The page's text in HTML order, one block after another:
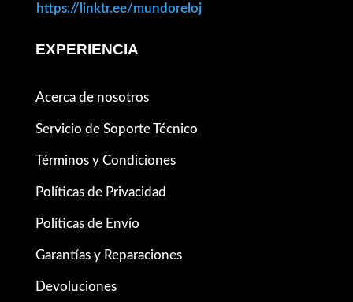
https://linktr.ee/mundoreloj
EXPERIENCIA
Acerca de nosotros
Servicio de Soporte Técnico
Términos y Condiciones
Políticas de Privacidad
Políticas de Envío
Garantías y Reparaciones
Devoluciones